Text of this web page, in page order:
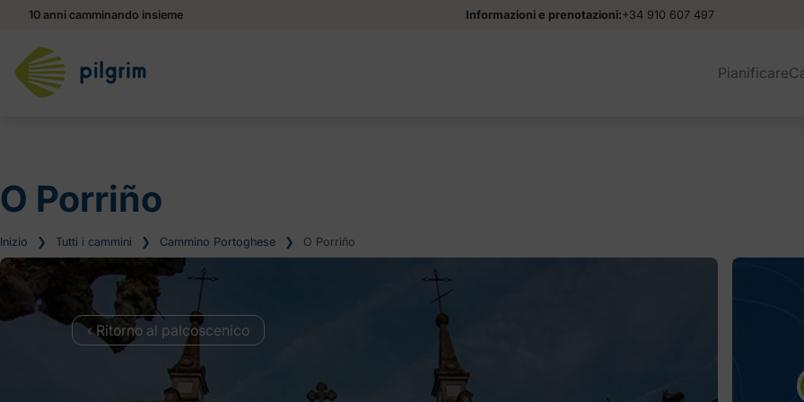
10 anni camminando insieme Informazioni e prenotazioni:+34 910 607 497
Pianificare
O Porriño
Inizio ❯ Tutti i cammini ❯ Cammino Portoghese ❯ O Porriño
‹ Ritorno al palcoscenico